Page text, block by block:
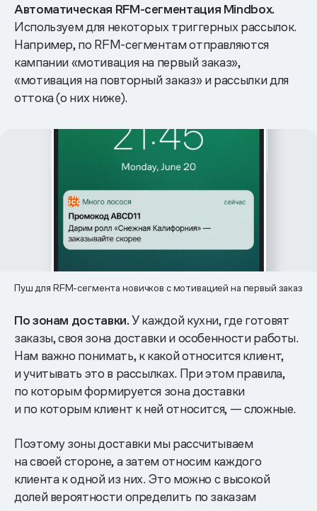
Автоматическая RFM-сегментация Mindbox.
Используем для некоторых триггерных рассылок.
Например, по RFM-сегментам отправляются
кампании «мотивация на первый заказ»,
«мотивация на повторный заказ» и рассылки для
оттока (о них ниже).
Пуш для RFM-сегмента новичков с мотивацией на первый заказ
По зонам доставки.У каждой кухни, где готовят
заказы, своя зона доставки и особенности работы.
Нам важно понимать, к какой относится клиент,
и учитывать это в рассылках. При этом правила,
по которым формируется зона доставки
и по которым клиент к ней относится, — сложные.
Поэтому зоны доставки мы рассчитываем
на своей стороне, а затем относим каждого
клиента к одной из них. Это можно с высокой
долей вероятности определить по заказам